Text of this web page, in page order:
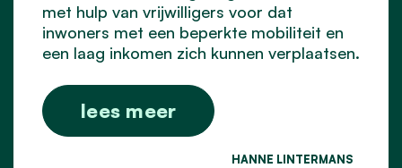
met hulp van vrijwilligers voor dat
inwoners met een beperkte mobiliteit en
een laag inkomen zich kunnen verplaatsen.
lees meer
HANNE LINTERMANS